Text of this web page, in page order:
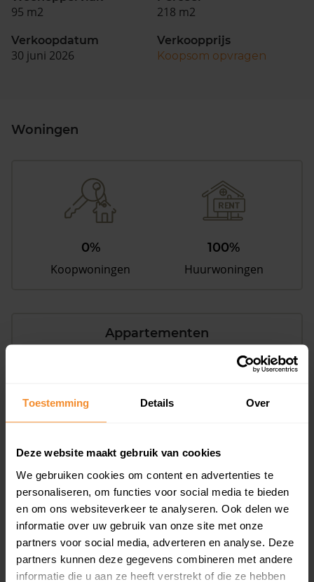
Toestemming Details Over
Deze website maakt gebruik van cookies
We gebruiken cookies om content en advertenties te
personaliseren, om functies voor social media te bieden
en om ons websiteverkeer te analyseren. Ook delen we
informatie over uw gebruik van onze site met onze
partners voor social media, adverteren en analyse. Deze
partners kunnen deze gegevens combineren met andere
informatie die u aan ze heeft verstrekt of die ze hebben
95 m2 218 m2
Verkoopdatum
30 juni 2026
Verkoopprijs
Koopsom opvragen
Woningen
0%
Koopwoningen
100%
Huurwoningen
Appartementen
Bouwjaar